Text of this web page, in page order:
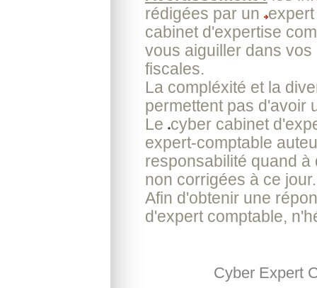
rédigées par un
cabinet d'expertise
vous aiguiller dans
fiscales.
La compléxité et la
permettent pas d'avoir
Le cyber cabinet
expert-comptable
responsabilité quand
non corrigées à ce jour.
Afin d'obtenir une
d'expert comptable,
Cyber Expert